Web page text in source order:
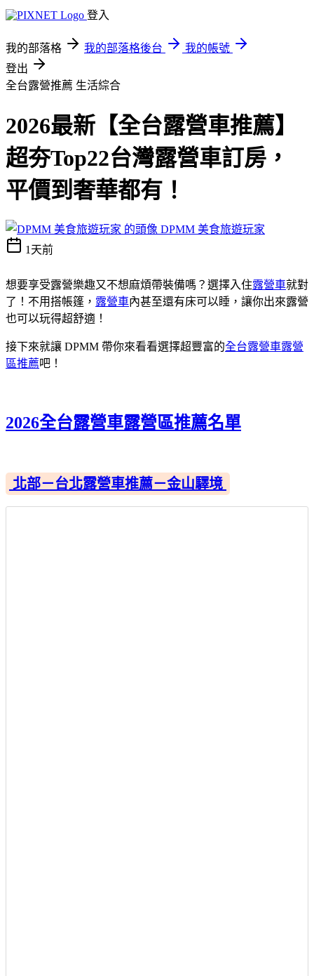
登入
我的部落格 我的部落格後台
我的帳號
登出
全台露營推薦 生活綜合
2026最新【全台露營車推薦】
超夯Top22台灣露營車訂房，
平價到奢華都有！
DPMM 美食旅遊玩家
1天前
想要享受露營樂趣又不想麻煩帶裝備嗎？選擇入住露營車就對
了！不用搭帳篷， 露營車內甚至還有床可以睡，讓你出來露營
也可以玩得超舒適！
接下來就讓 DPMM 帶你來看看選擇超豐富的全台露營車露營
區推薦吧！
2026全台露營車露營區推薦名單
北部－台北露營車推薦－金山驛境